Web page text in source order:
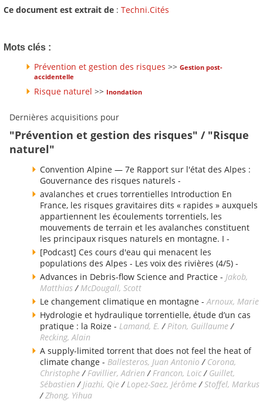
Ce document est extrait de : Techni.Cités
Mots clés :
Prévention et gestion des risques >> Gestion post-
accidentelle
Risque naturel >> Inondation
Dernières acquisitions pour
"Prévention et gestion des risques" / "Risque
naturel"
Convention Alpine — 7e Rapport sur l'état des Alpes :
Gouvernance des risques naturels -
avalanches et crues torrentielles Introduction En
France, les risques gravitaires dits « rapides » auxquels
appartiennent les écoulements torrentiels, les
mouvements de terrain et les avalanches constituent
les principaux risques naturels en montagne. I -
[Podcast] Ces cours d'eau qui menacent les
populations des Alpes - Les voix des rivières (4/5) -
Advances in Debris-flow Science and Practice - Jakob,
Matthias/McDougall, Scott
Le changement climatique en montagne -Arnoux, Marie
Hydrologie et hydraulique torrentielle, étude d’un cas
pratique : la Roize - Lamand, E. / Piton, Guillaume/
Recking, Alain
A supply-limited torrent that does not feel the heat of
climate change - Ballesteros, Juan Antonio / Corona,
Christophe/ Favillier, Adrien / Francon, Loïc/ Guillet,
Sébastien / Jiazhi, Qie/ Lopez-Saez, Jérôme/Stoffel, Markus
/Zhong, Yihua